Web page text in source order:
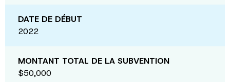
DATE DE DÉBUT
2022
MONTANT TOTAL DE LA SUBVENTION
$50,000